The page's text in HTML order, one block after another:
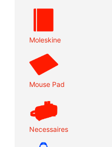
Moleskine
Mouse Pad
Necessaires